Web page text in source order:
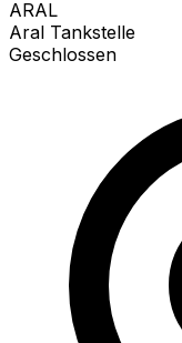
ARAL
Aral Tankstelle
Geschlossen